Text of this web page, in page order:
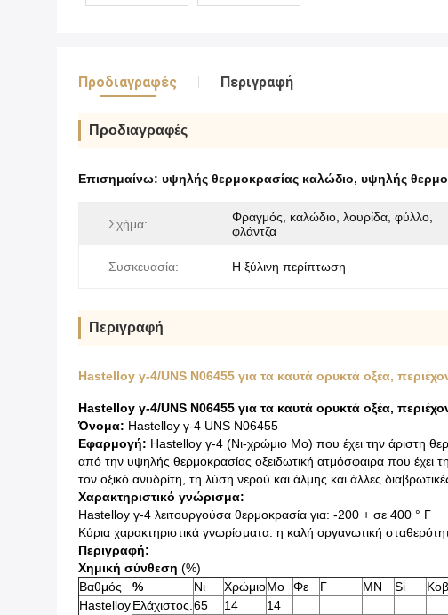
Προδιαγραφές Περιγραφή
Προδιαγραφές
Επισημαίνω: υψηλής θερμοκρασίας καλώδιο, υψηλής
Σχήμα:
Φραγμός, καλώδιο, λουρίδα, φύλλο,
φλάντζα
Συσκευασία: Η ξύλινη περίπτωση
Περιγραφή
Hastelloy γ-4/UNS N06455 για τα καυτά ορυκτά οξέα,
Hastelloy γ-4/UNS N06455 για τα καυτά ορυκτά οξέα,
Όνομα: Hastelloy γ-4 UNS N06455
Εφαρμογή: Hastelloy γ-4 (Νι-χρώμιο Mo) που έχει την άριστη
από την υψηλής θερμοκρασίας οξειδωτική ατμόσφαιρα που έχει
τον οξικό ανυδρίτη, τη λύση νερού και άλμης και άλλες
Χαρακτηριστικό γνώρισμα:
Hastelloy γ-4 λειτουργούσα θερμοκρασία για: -200 + σε 400 ° Γ
Κύρια χαρακτηριστικά γνωρίσματα: η καλή οργανωτική
Περιγραφή:
Χημική σύνθεση (%)
Βαθμός
% Νι ΧρώμιοMo Φε Γ ΜΝ Si
HastelloyΕλάχιστος. 65 14
14